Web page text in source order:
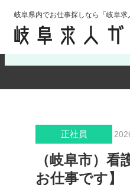
岐阜県内でお仕事探しなら「岐阜求
検索条件の確認
正社員
（岐阜市）
お仕事です】